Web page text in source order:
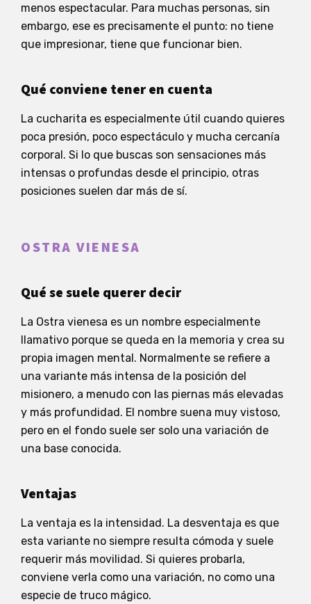
menos espectacular. Para muchas personas, sin
embargo, ese es precisamente el punto: no tiene
que impresionar, tiene que funcionar bien.
Qué conviene tener en cuenta
La cucharita es especialmente útil cuando quieres
poca presión, poco espectáculo y mucha cercanía
corporal. Si lo que buscas son sensaciones más
intensas o profundas desde el principio, otras
posiciones suelen dar más de sí.
OSTRA VIENESA
Qué se suele querer decir
La Ostra vienesa es un nombre especialmente
llamativo porque se queda en la memoria y crea su
propia imagen mental. Normalmente se refiere a
una variante más intensa de la posición del
misionero, a menudo con las piernas más elevadas
y más profundidad. El nombre suena muy vistoso,
pero en el fondo suele ser solo una variación de
una base conocida.
Ventajas
La ventaja es la intensidad. La desventaja es que
esta variante no siempre resulta cómoda y suele
requerir más movilidad. Si quieres probarla,
conviene verla como una variación, no como una
especie de truco mágico.